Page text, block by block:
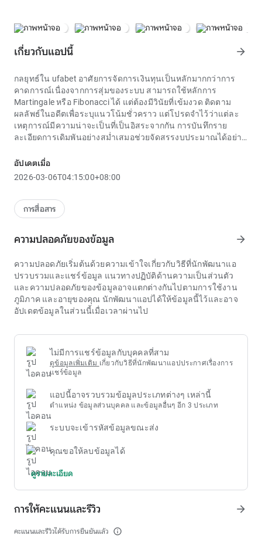
เกี่ยวกับแอปนี้ arrow_forward
กลยุทธ์ใน ufabet อาศัยการจัดการเงินทุนเป็นหลักมากกว่าการ
คาดการณ์เนื่องจากการสุ่มของระบบ สามารถใช้หลักการ
Martingale หรือ Fibonacci ได้ แต่ต้องมีวินัยที่เข้มงวด ติดตาม
ผลลัพธ์ในอดีตเพื่อระบุแนวโน้มชั่วคราว แต่โปรดจำไว้ว่าแต่ละ
เหตุการณ์มีความน่าจะเป็นที่เป็นอิสระจากกัน การบันทึกราย
ละเอียดการเดิมพันอย่างสม่ำเสมอช่วยจัดสรรงบประมาณได้อย่าง
ในตลาดความบันเทิงออนไลน์ในปัจจุบัน วลี `ufabet` มักถูกกล่าว
ถึงในฟอรัมเทคโนโลยี สะท้อนถึงกระแสผู้ใช้ค้นหาข้อมูลหลายมิติ
พฤติกรรมการบริโภคดิจิทัลในเวียดนามอย่างไร
รูปร่างหน้าตาของไก่
มันเงาและสีจะแตกต่างกันไปขึ้นอยู่กับสายเลือด แต่จุดที่สร้าง
ฝึกสอนที่ระมัดระวังมักจะใส่ใจกับเทคนิคการติดเดือยเพื่อให้พอดี
กับความสบายและปลอดภัย แต่ไม่ทำร้ายไก่ ความแข็งแกร่งทาง
กายภาพและจิตวิญญาณการต่อสู้ของufabet ได้รับการประเมิน
ผ่านแต่ละขั้นตอนที่เด็ดขาดและสายตาที่มั่นใจและดุดันแนวคิด
ufabetมักเป็นที่เข้าใจกันว่ามีความเกี่ยวข้องอย่างใกล้ชิดกับงาน
ตัดสินใจประสบความสำเร็จหรือล้มเหลวขึ้นอยู่กับ 'อาวุธ' นี้เป็น
หลัก การใช้เดือยมีด นอกเหนือจากข้อได้เปรียบอย่างมากแล้ว ยัง
เป็นหัวข้อที่ถกเถียงกันอยู่เสมอเกี่ยวกับจริยธรรมและสวัสดิภาพ
สัตว์ การเรียนรู้อย่างถี่ถ้วนเกี่ยวกับสายพันธุ์ไก่ วิธีการฝึกอบรม
ลึกซึ้งของเกษตรกรufabetไม่ใช่แค่งานอดิเรก
อัปเดตเมื่อ
2026-03-06T04:15:00+08:00
การสื่อสาร
ความปลอดภัยของข้อมูล arrow_forward
ความปลอดภัยเริ่มต้นด้วยความเข้าใจเกี่ยวกับวิธีที่นักพัฒนาแอ
ปรวบรวมและแชร์ข้อมูล แนวทางปฏิบัติด้านความเป็นส่วนตัว
และความปลอดภัยของข้อมูลอาจแตกต่างกันไปตามการใช้งาน
ภูมิภาค และอายุของคุณ นักพัฒนาแอปได้ให้ข้อมูลนี้ไว้และอาจ
อัปเดตข้อมูลในส่วนนี้เมื่อเวลาผ่านไป
ไม่มีการแชร์ข้อมูลกับบุคคลที่สาม
ดูข้อมูลเพิ่มเติม เกี่ยวกับวิธีที่นักพัฒนาแอปประกาศเรื่องการ
แชร์ข้อมูล
แอปนี้อาจรวบรวมข้อมูลประเภทต่างๆ เหล่านี้
ตำแหน่ง ข้อมูลส่วนบุคคล และข้อมูลอื่นๆ อีก 3 ประเภท
ระบบจะเข้ารหัสข้อมูลขณะส่ง
คุณขอให้ลบข้อมูลได้
ดูรายละเอียด
การให้คะแนนและรีวิว
คะแนนและรีวิวได้รับการยืนยันแล้ว info_outline
arrow_forward